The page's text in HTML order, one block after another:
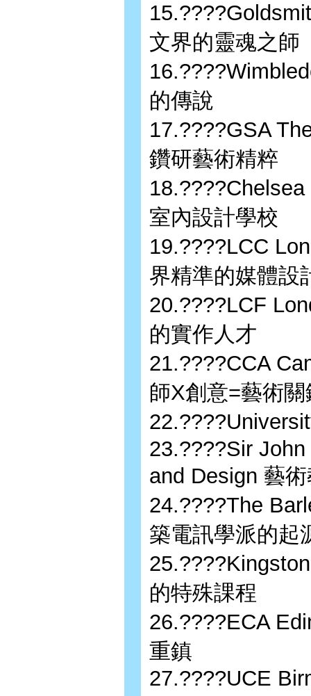
文界的靈魂之師
的傳說
17.????GSA
鑽研藝術精粹
室內設計學校
19.????LCC
界精準的媒體設
20.????LCF
的實作人才
21.????CCA
師X創意=藝術關
23.????Sir
and Design 藝
24.????The
築電訊學派的起
的特殊課程
26.????ECA
重鎮
27.????UCE